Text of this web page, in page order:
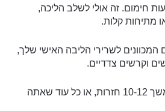
חימום. זה אולי לשלב הליכה,
מתיחות קלות.
המכוונים לשרירי הליבה האישי שלך,
וקרשים צדדיים.
בצע כל תרגיל במשך 10-12 חזרות, או כל עוד שאתה